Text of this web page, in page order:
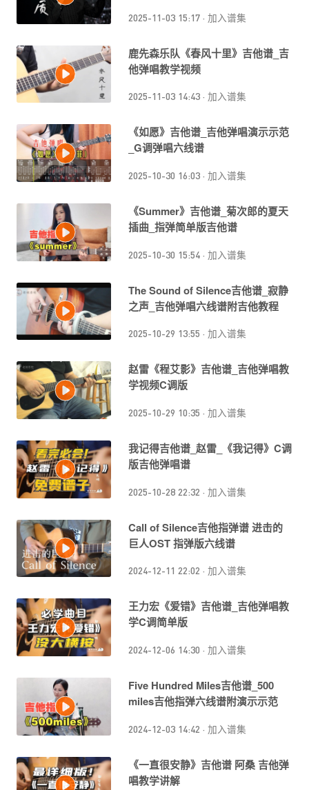
2025-11-03 15:17 · 加入谱集
鹿先森乐队《春风十里》吉他谱_吉
他弹唱教学视频
2025-11-03 14:43 · 加入谱集
《如愿》吉他谱_吉他弹唱演示示范
_G调弹唱六线谱
2025-10-30 16:03 · 加入谱集
《Summer》吉他谱_菊次郎的夏天
插曲_指弹简单版吉他谱
2025-10-30 15:54 · 加入谱集
The Sound of Silence吉他谱_寂静
之声_吉他弹唱六线谱附吉他教程
2025-10-29 13:55 · 加入谱集
赵雷《程艾影》吉他谱_吉他弹唱教
学视频C调版
2025-10-29 10:35 · 加入谱集
我记得吉他谱_赵雷_《我记得》C调
版吉他弹唱谱
2025-10-28 22:32 · 加入谱集
Call of Silence吉他指弹谱 进击的
巨人OST 指弹版六线谱
2024-12-11 22:02 · 加入谱集
王力宏《爱错》吉他谱_吉他弹唱教
学C调简单版
2024-12-06 14:30 · 加入谱集
Five Hundred Miles吉他谱_500
miles吉他指弹六线谱附演示示范
2024-12-03 14:42 · 加入谱集
《一直很安静》吉他谱 阿桑 吉他弹
唱教学讲解